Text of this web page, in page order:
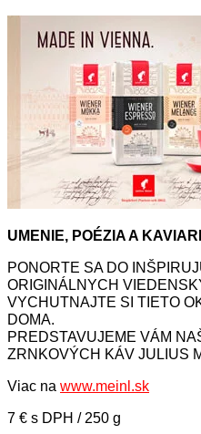
UMENIE, POÉZIA A
PONORTE SA DO
ORIGINÁLNYCH
VYCHUTNAJTE SI TIETO
DOMA.
PREDSTAVUJEME VÁM
ZRNKOVÝCH KÁV JULIUS
Viac na www.meinl.sk
7 € s DPH / 250 g